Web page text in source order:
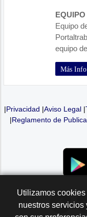
EQUIPO
Equipo
equipo
Más Info
|Privacidad |Aviso Legal |
|Reglamento de
Utilizamos
nuestros